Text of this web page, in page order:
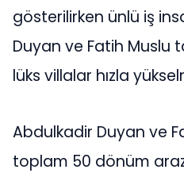
gösterilirken ünlü iş
Duyan ve Fatih Muslu
lüks villalar hızla
Abdulkadir Duyan ve
toplam 50 dönüm